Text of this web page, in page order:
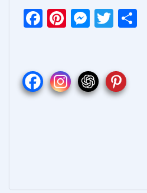
F
b
o
Pi
e
st
M
e
n
T
er